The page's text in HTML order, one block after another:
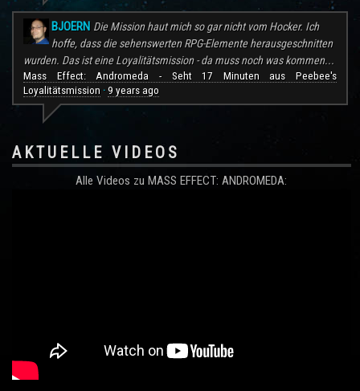
BJOERN Die Mission haut mich so gar nicht vom Hocker. Ich
hoffe, dass die sehenswerten RPG-Elemente herausgeschnitten
wurden. Das ist eine Loyalitätsmission - da muss noch was kommen...
Mass Effect: Andromeda - Seht 17 Minuten aus Peebee's
Loyalitätsmission · 9 years ago
AKTUELLE VIDEOS
Alle Videos zu MASS EFFECT: ANDROMEDA: